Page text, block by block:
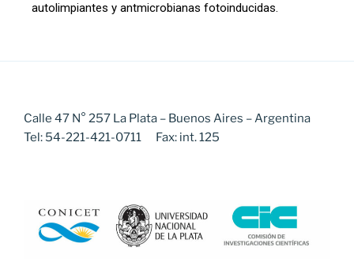
autolimpiantes y antmicrobianas fotoinducidas.
Calle 47 N° 257 La Plata – Buenos Aires – Argentina
Tel: 54-221-421-0711 Fax: int. 125